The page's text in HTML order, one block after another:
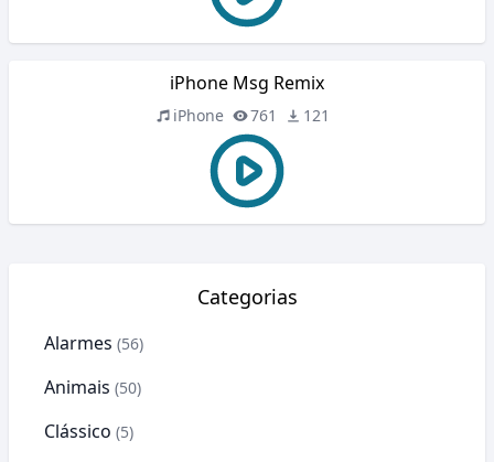
iPhone Msg Remix
iPhone 761 121
Categorias
Alarmes (56)
Animais (50)
Clássico (5)